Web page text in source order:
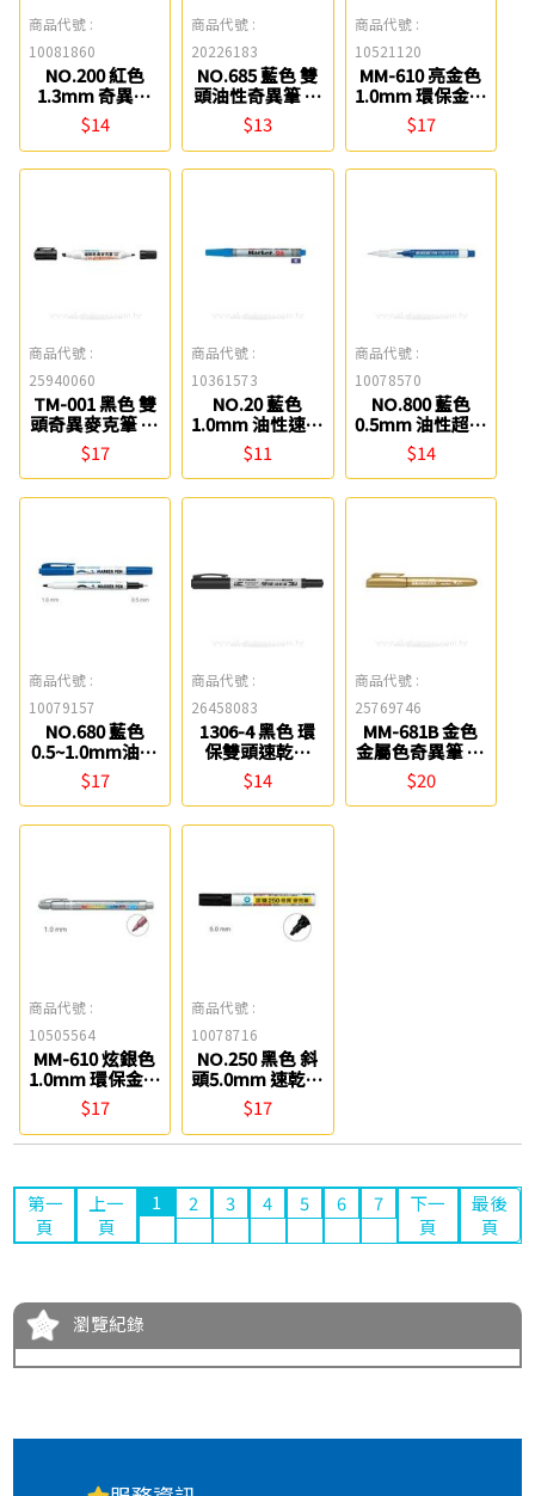
商品代號 :
10081860
NO.200 紅色
1.3mm 奇異筆
雄獅
$14
商品代號 :
20226183
NO.685 藍色 雙
頭油性奇異筆 雄
獅
$13
商品代號 :
10521120
MM-610 亮金色
1.0mm 環保金屬
奇異筆 雄獅
$17
商品代號 :
25940060
TM-001 黑色 雙
頭奇異麥克筆 雄
獅
$17
商品代號 :
10361573
NO.20 藍色
1.0mm 油性速乾
筆 英士
$11
商品代號 :
10078570
NO.800 藍色
0.5mm 油性超細
奇異筆 雄獅
$14
商品代號 :
10079157
NO.680 藍色
0.5~1.0mm油性
雙頭奇異筆 雄獅
$17
商品代號 :
26458083
1306-4 黑色 環
保雙頭速乾筆
Success
$14
商品代號 :
25769746
MM-681B 金色
金屬色奇異筆 雄
獅
$20
商品代號 :
10505564
MM-610 炫銀色
1.0mm 環保金屬
奇異筆 雄獅
$17
商品代號 :
10078716
NO.250 黑色 斜
頭5.0mm 速乾奇
異嘜克筆 雄獅
$17
第一
頁
上一
頁
1 2 3 4 5 6 7
下一
頁
最後
頁
瀏覽紀錄